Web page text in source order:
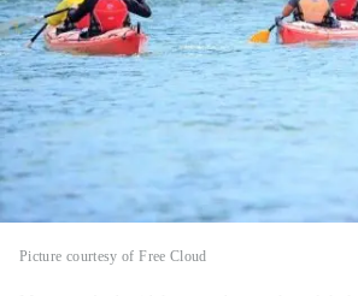
Picture courtesy of Free Cloud